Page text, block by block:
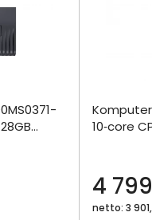
Włóż do
Komputer
10‑core
4
netto: 3